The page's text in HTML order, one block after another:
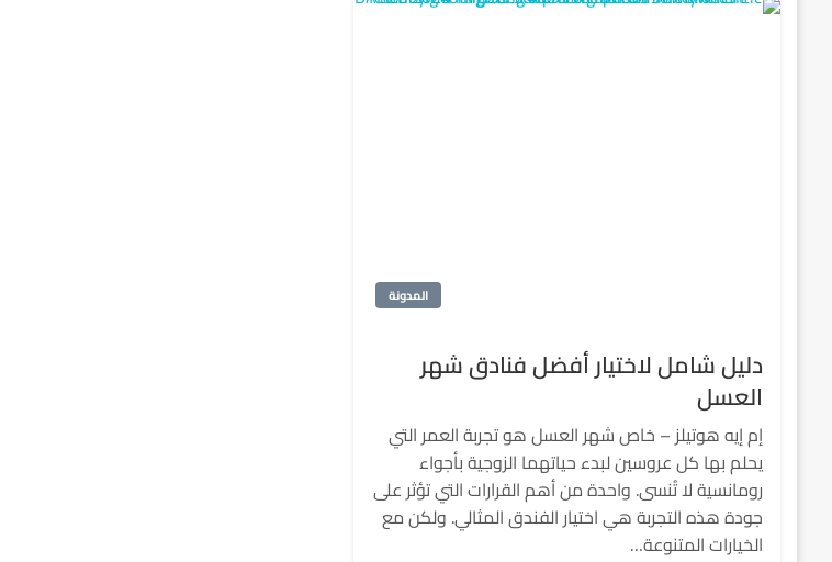
المدونة
دليل شامل لاختيار أفضل فنادق شهر
العسل
إم إيه هوتيلز – خاص شهر العسل هو تجربة العمر التي
يحلم بها كل عروسين لبدء حياتهما الزوجية بأجواء
رومانسية لا تُنسى. واحدة من أهم القرارات التي تؤثر على
جودة هذه التجربة هي اختيار الفندق المثالي. ولكن مع
الخيارات المتنوعة…